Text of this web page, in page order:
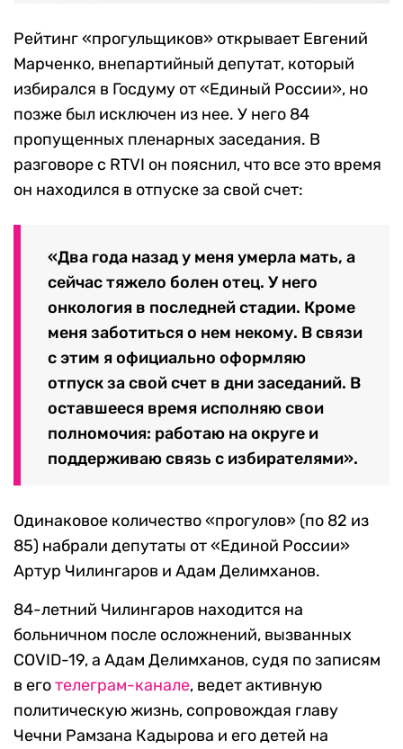
Рейтинг «прогульщиков» открывает Евгений
Марченко, внепартийный депутат, который
избирался в Госдуму от «Единый России», но
позже был исключен из нее. У него 84
пропущенных пленарных заседания. В
разговоре с RTVI он пояснил, что все это время
он находился в отпуске за свой счет:
«Два года назад у меня умерла мать, а
сейчас тяжело болен отец. У него
онкология в последней стадии. Кроме
меня заботиться о нем некому. В связи
с этим я официально оформляю
отпуск за свой счет в дни заседаний. В
оставшееся время исполняю свои
полномочия: работаю на округе и
поддерживаю связь с избирателями».
Одинаковое количество «прогулов» (по 82 из
85) набрали депутаты от «Единой России»
Артур Чилингаров и Адам Делимханов.
84-летний Чилингаров находится на
больничном после осложнений, вызванных
COVID-19, а Адам Делимханов, судя по записям
в еготелеграм-канале, ведет активную
политическую жизнь, сопровождая главу
Чечни Рамзана Кадырова и его детей на